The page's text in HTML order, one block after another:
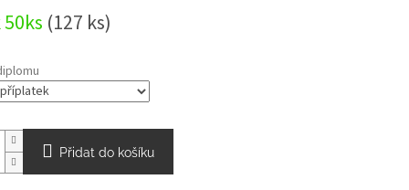
(127 ks)
Přidat do košíku